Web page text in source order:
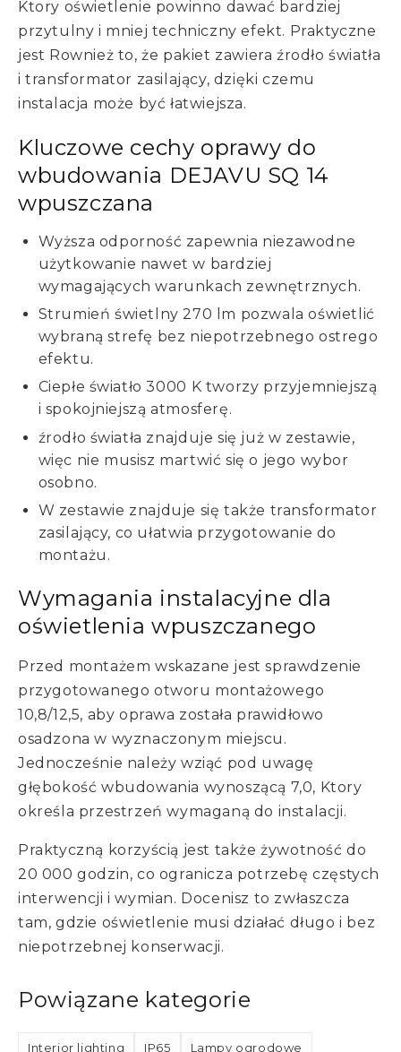
Ktory oświetlenie powinno dawać bardziej
przytulny i mniej techniczny efekt. Praktyczne
jest Rownież to, że pakiet zawiera źrodło światła
i transformator zasilający, dzięki czemu
instalacja może być łatwiejsza.
Kluczowe cechy oprawy do
wbudowania DEJAVU SQ 14
wpuszczana
Wyższa odporność zapewnia niezawodne
użytkowanie nawet w bardziej
wymagających warunkach zewnętrznych.
Strumień świetlny 270 lm pozwala oświetlić
wybraną strefę bez niepotrzebnego ostrego
efektu.
Ciepłe światło 3000 K tworzy przyjemniejszą
i spokojniejszą atmosferę.
źrodło światła znajduje się już w zestawie,
więc nie musisz martwić się o jego wybor
osobno.
W zestawie znajduje się także transformator
zasilający, co ułatwia przygotowanie do
montażu.
Wymagania instalacyjne dla
oświetlenia wpuszczanego
Przed montażem wskazane jest sprawdzenie
przygotowanego otworu montażowego
10,8/12,5, aby oprawa została prawidłowo
osadzona w wyznaczonym miejscu.
Jednocześnie należy wziąć pod uwagę
głębokość wbudowania wynoszącą 7,0, Ktory
określa przestrzeń wymaganą do instalacji.
Praktyczną korzyścią jest także żywotność do
20 000 godzin, co ogranicza potrzebę częstych
interwencji i wymian. Docenisz to zwłaszcza
tam, gdzie oświetlenie musi działać długo i bez
niepotrzebnej konserwacji.
Powiązane kategorie
Interior lighting IP65 Lampy ogrodowe